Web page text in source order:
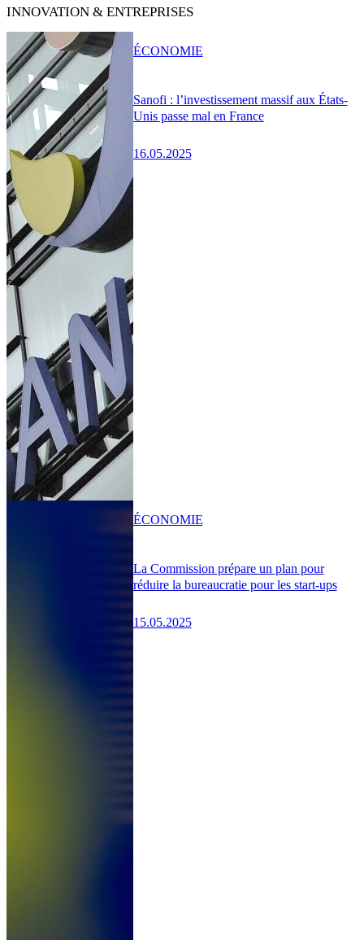
INNOVATION & ENTREPRISES
Sanofi : l’investissement massif aux États-
Unis passe mal en France
16.05.2025
ÉCONOMIE
La Commission prépare un plan pour
réduire la bureaucratie pour les start-ups
15.05.2025
ÉCONOMIE